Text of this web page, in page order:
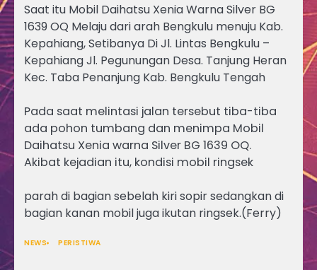
Saat itu Mobil Daihatsu Xenia Warna Silver BG
1639 OQ Melaju dari arah Bengkulu menuju Kab.
Kepahiang, Setibanya Di Jl. Lintas Bengkulu –
Kepahiang Jl. Pegunungan Desa. Tanjung Heran
Kec. Taba Penanjung Kab. Bengkulu Tengah
Pada saat melintasi jalan tersebut tiba-tiba
ada pohon tumbang dan menimpa Mobil
Daihatsu Xenia warna Silver BG 1639 OQ.
Akibat kejadian itu, kondisi mobil ringsek
parah di bagian sebelah kiri sopir sedangkan di
bagian kanan mobil juga ikutan ringsek.(Ferry)
NEWS PERISTIWA